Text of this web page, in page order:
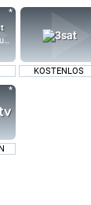
Kanäle
KOSTENLOS